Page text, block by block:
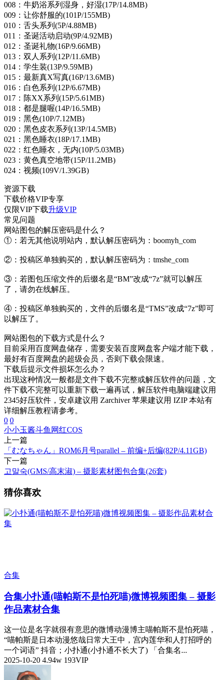
008：牛奶浴系列湿身，好湿(17P/14.8MB)
009：让你舒服的(101P/155MB)
010：舌头系列(5P/4.88MB)
011：圣诞活动启动(9P/4.92MB)
012：圣诞礼物(16P/9.66MB)
013：双人系列(12P/11.6MB)
014：学生装(13P/9.59MB)
015：最新真X写真(16P/13.6MB)
016：白色系列(12P/6.67MB)
017：陈XX系列(15P/5.61MB)
018：都是腿喔(14P/16.5MB)
019：黑色(10P/7.12MB)
020：黑色皮衣系列(13P/14.5MB)
021：黑色睡衣(18P/17.1MB)
022：红色睡衣，无内(10P/5.03MB)
023：黄色真空地带(15P/11.2MB)
024：视频(109V/1.39GB)
资源下载
下载价格VIP专享
仅限VIP下载升级VIP
常见问题
网站图包的解压密码是什么？
①：若无其他说明站内，默认解压密码为：boomyh_com
②：投稿区单独购买的，默认解压密码为：tmshe_com
③：若图包压缩文件的后缀名是“BM”改成“7z”就可以解压
了，请勿在线解压。
④：投稿区单独购买的，文件的后缀名是“TMS”改成“7z”即可
以解压了。
网站图包的下载方式是什么？
目前采用百度网盘储存，需要安装百度网盘客户端才能下载，
最好有百度网盘的超级会员，否则下载会限速。
下载后提示文件损坏怎么办？
出现这种情况一般都是文件下载不完整或解压软件的问题，文
件下载不完整可以重新下载一遍再试，解压软件电脑端建议用
2345好压软件，安卓建议用 Zarchiver 苹果建议用 IZIP 本站有
详细解压教程请参考。
0 0
小小玉酱斗鱼 网红COS
上一篇
「むなちゃん」ROM6月号parallel – 前编+后编(82P/4.11GB)
下一篇
고말숙(GMS/高末淑) – 摄影素材图包合集(26套)
猜你喜欢
合集
合集小扑通(喵帕斯不是怕死喵)微博视频图集 – 摄影
作品素材合集
这一位是名字就很有意思的微博动漫博主喵帕斯不是怕死喵，
“喵帕斯是日本动漫悠哉日常大王中，宫内莲华和人打招呼的
一个词语” 抖音；小扑通(小扑通不长大了) 「合集名...
2025-10-20 4.94w 193VIP